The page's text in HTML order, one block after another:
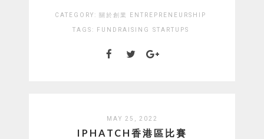
CATEGORY: 關於創業 ENTREPRENEURSHIP
TAGS: FUNDRAISING STARTUPS
MAY 25, 2022
IPHATCH香港區比賽